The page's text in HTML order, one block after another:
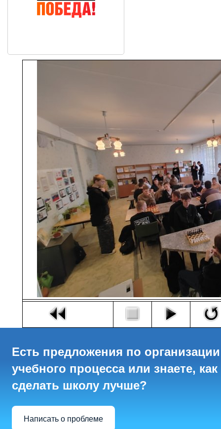
Есть предложения по организации
учебного процесса или знаете, как
сделать школу лучше?
Написать о проблеме